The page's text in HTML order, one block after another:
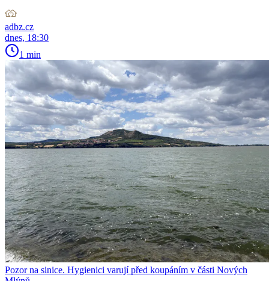
adbz.cz
dnes, 18:30
1 min
Pozor na sinice. Hygienici varují před koupáním v části Nových